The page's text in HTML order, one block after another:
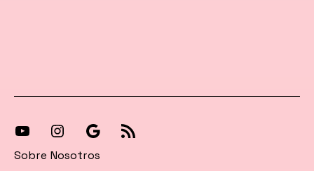
[27-
icon
[27-
icon
Síguenos
Sobre Nosotros